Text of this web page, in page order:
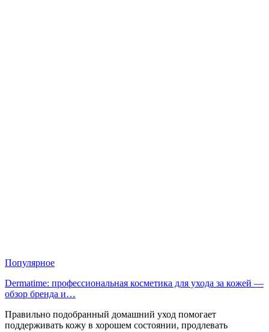
Популярное
Dermatime: профессиональная косметика для ухода за кожей —
обзор бренда и…
Правильно подобранный домашний уход помогает
поддерживать кожу в хорошем состоянии, продлевать